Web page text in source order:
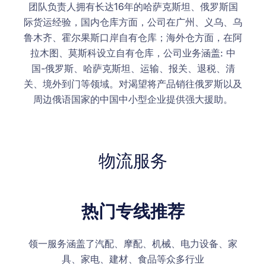
团队负责人拥有长达16年的哈萨克斯坦、俄罗斯国
际货运经验，国内仓库方面，公司在广州、义乌、乌
鲁木齐、霍尔果斯口岸自有仓库；海外仓方面，在阿
拉木图、莫斯科设立自有仓库，公司业务涵盖: 中
国-俄罗斯、哈萨克斯坦、运输、报关、退税、清
关、境外到门等领域。对渴望将产品销往俄罗斯以及
周边俄语国家的中国中小型企业提供强大援助。
物流服务
热门专线推荐
领一服务涵盖了汽配、摩配、机械、电力设备、家
具、家电、建材、食品等众多行业